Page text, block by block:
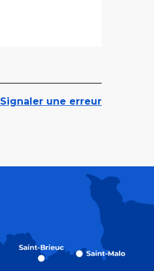
Signaler une erreur